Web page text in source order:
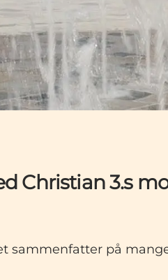
Christian 3.s
sammenfatter på